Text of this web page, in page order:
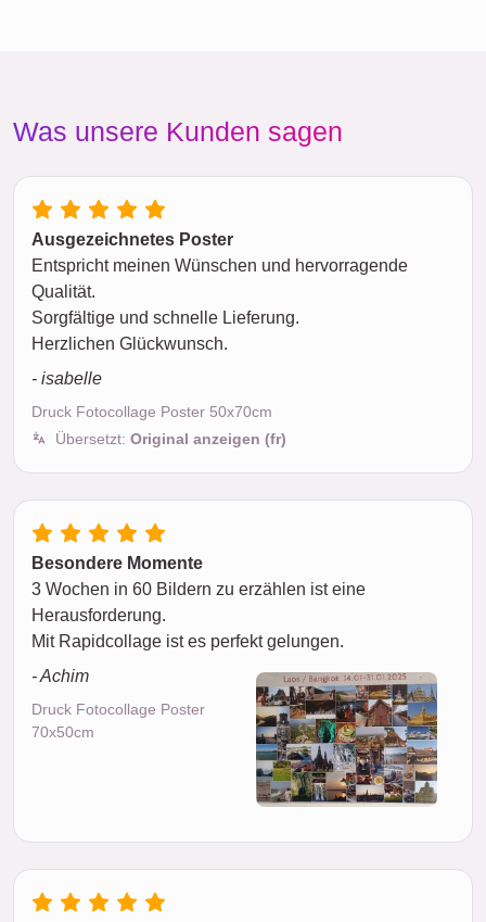
Was unsere Kunden sagen
Ausgezeichnetes Poster
Entspricht meinen Wünschen und hervorragende
Qualität.
Sorgfältige und schnelle Lieferung.
Herzlichen Glückwunsch.
- isabelle
Druck Fotocollage Poster 50x70cm
Übersetzt: Original anzeigen (fr)
Besondere Momente
3 Wochen in 60 Bildern zu erzählen ist eine
Herausforderung.
Mit Rapidcollage ist es perfekt gelungen.
- Achim
Druck Fotocollage Poster
70x50cm